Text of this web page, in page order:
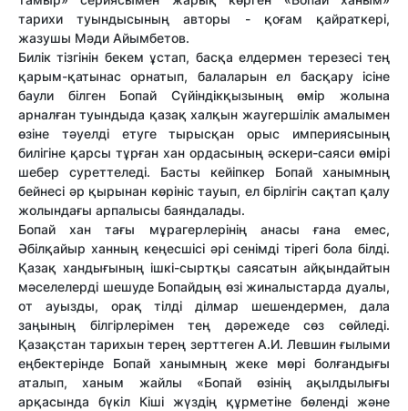
тарихи туындысының авторы - қоғам қайраткері,
жазушы Мәди Айымбетов.
Билік тізгінін бекем ұстап, басқа елдермен терезесі тең
қарым-қатынас орнатып, балаларын ел басқару ісіне
баули білген Бопай Сүйіндікқызының өмір жолына
арналған туындыда қазақ халқын жаугершілік амалымен
өзіне тәуелді етуге тырысқан орыс империясының
билігіне қарсы тұрған хан ордасының әскери-саяси өмірі
шебер суреттеледі. Басты кейіпкер Бопай ханымның
бейнесі әр қырынан көрініс тауып, ел бірлігін сақтап қалу
жолындағы арпалысы баяндалады.
Бопай хан тағы мұрагерлерінің анасы ғана емес,
Әбілқайыр ханның кеңесшісі әрі сенімді тірегі бола білді.
Қазақ хандығының ішкі-сыртқы саясатын айқындайтын
мәселелерді шешуде Бопайдың өзі жиналыстарда дуалы,
от ауызды, орақ тілді ділмар шешендермен, дала
заңының білгірлерімен тең дәрежеде сөз сөйледі.
Қазақстан тарихын терең зерттеген А.И. Левшин ғылыми
еңбектерінде Бопай ханымның жеке мөрі болғандығы
аталып, ханым жайлы «Бопай өзінің ақылдылығы
арқасында бүкіл Кіші жүздің құрметіне бөленді және